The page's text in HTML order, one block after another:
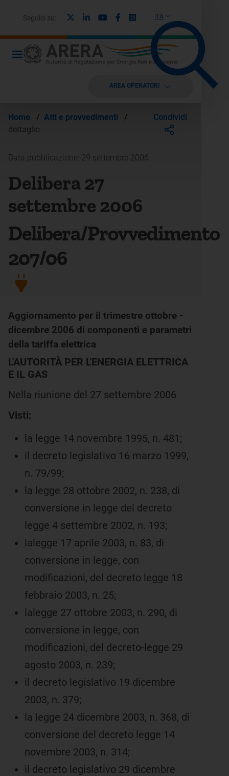
ITA
Seguici su: LinkedinYoutubeFacebook
Instagram
AREA OPERATORI
Home / Atti e provvedimenti
/
dettaglio
Condividi
Data pubblicazione: 29 settembre 2006
Delibera 27
settembre 2006
Delibera/Provvedimento
207/06
Aggiornamento per il trimestre ottobre -
dicembre 2006 di componenti e parametri
della tariffa elettrica
L'AUTORITÀ PER L'ENERGIA ELETTRICA
E IL GAS
Nella riunione del 27 settembre 2006
Visti:
la legge 14 novembre 1995, n. 481;
il decreto legislativo 16 marzo 1999,
n. 79/99;
la legge 28 ottobre 2002, n. 238, di
conversione in legge del decreto
legge 4 settembre 2002, n. 193;
lalegge 17 aprile 2003, n. 83, di
conversione in legge, con
modificazioni, del decreto legge 18
febbraio 2003, n. 25;
lalegge 27 ottobre 2003, n. 290, di
conversione in legge, con
modificazioni, del decreto-legge 29
agosto 2003, n. 239;
il decreto legislativo 19 dicembre
2003, n. 379;
la legge 24 dicembre 2003, n. 368, di
conversione del decreto legge 14
novembre 2003, n. 314;
il decreto legislativo 29 dicembre